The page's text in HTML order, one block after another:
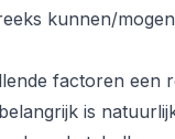
kunnen/
factoren een
is